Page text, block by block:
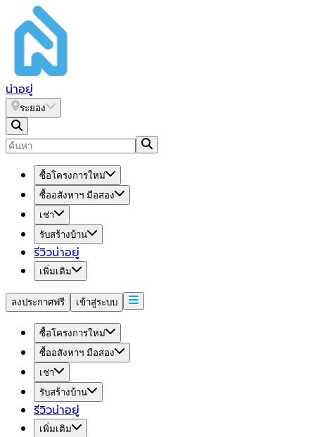
น่าอยู่
ระยอง
ซื้อโครงการใหม่
ซื้ออสังหาฯ มือสอง
เช่า
รับสร้างบ้าน
รีวิวน่าอยู่
เพิ่มเติม
ลงประกาศฟรี เข้าสู่ระบบ
ซื้อโครงการใหม่
ซื้ออสังหาฯ มือสอง
เช่า
รับสร้างบ้าน
รีวิวน่าอยู่
เพิ่มเติม